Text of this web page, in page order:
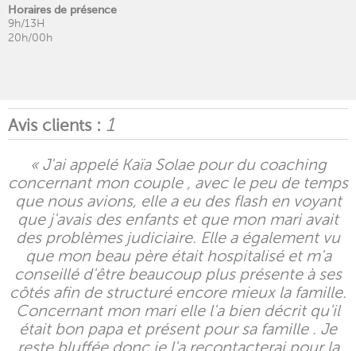
Horaires de présence
9h/13H
20h/00h
Avis clients : 1
« J'ai appelé Kaïa Solae pour du coaching
concernant mon couple , avec le peu de temps
que nous avions, elle a eu des flash en voyant
que j'avais des enfants et que mon mari avait
des problèmes judiciaire. Elle a également vu
que mon beau père était hospitalisé et m'a
conseillé d'être beaucoup plus présente à ses
côtés afin de structuré encore mieux la famille.
Concernant mon mari elle l'a bien décrit qu'il
était bon papa et présent pour sa famille . Je
reste bluffée donc je l'a recontacterai pour la